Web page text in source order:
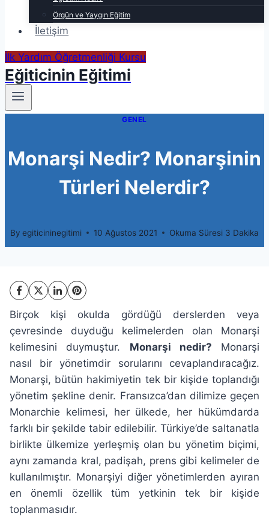
Örgün ve Yaygın Eğitim
İletişim
İlk Yardım Öğretmenliği Kursu
Eğiticinin Eğitimi
GENEL
Monarşi Nedir? Monarşinin
Türleri Nelerdir?
By egiticininegitimi 10 Ağustos 2021 Okuma Süresi 3 Dakika
Birçok kişi okulda gördüğü derslerden veya
çevresinde duyduğu kelimelerden olan Monarşi
kelimesini duymuştur. Monarşi nedir? Monarşi
nasıl bir yönetimdir sorularını cevaplandıracağız.
Monarşi, bütün hakimiyetin tek bir kişide toplandığı
yönetim şekline denir. Fransızca’dan dilimize geçen
Monarchie kelimesi, her ülkede, her hükümdarda
farklı bir şekilde tabir edilebilir. Türkiye’de saltanatla
birlikte ülkemize yerleşmiş olan bu yönetim biçimi,
aynı zamanda kral, padişah, prens gibi kelimeler de
kullanılmıştır. Monarşiyi diğer yönetimlerden ayıran
en önemli özellik tüm yetkinin tek bir kişide
toplanmasıdır.